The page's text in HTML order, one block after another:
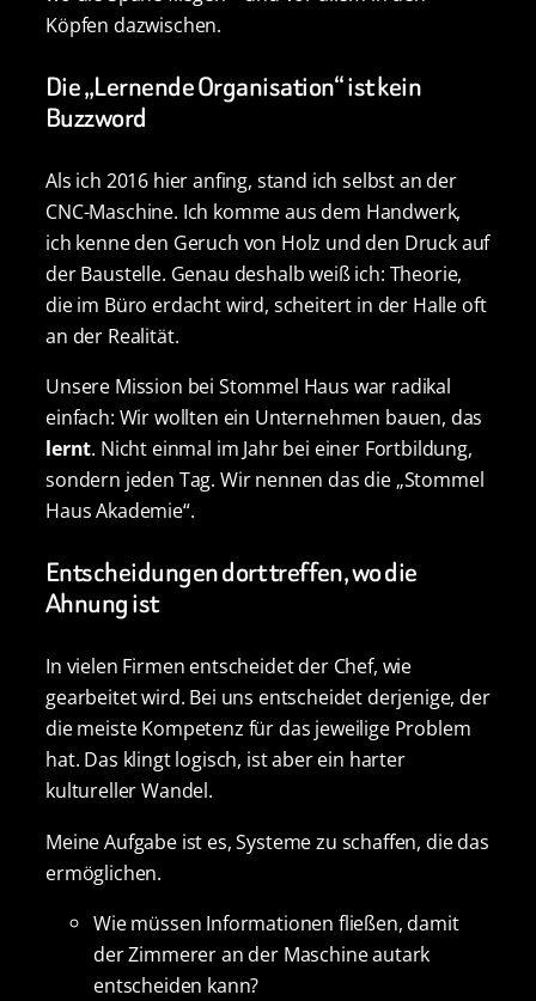
Köpfen dazwischen.
Die „Lernende Organisation“ ist kein
Buzzword
Als ich 2016 hier anfing, stand ich selbst an der
CNC-Maschine. Ich komme aus dem Handwerk,
ich kenne den Geruch von Holz und den Druck auf
der Baustelle. Genau deshalb weiß ich: Theorie,
die im Büro erdacht wird, scheitert in der Halle oft
an der Realität.
Unsere Mission bei Stommel Haus war radikal
einfach: Wir wollten ein Unternehmen bauen, das
lernt. Nicht einmal im Jahr bei einer Fortbildung,
sondern jeden Tag. Wir nennen das die „Stommel
Haus Akademie“.
Entscheidungen dort treffen, wo die
Ahnung ist
In vielen Firmen entscheidet der Chef, wie
gearbeitet wird. Bei uns entscheidet derjenige, der
die meiste Kompetenz für das jeweilige Problem
hat. Das klingt logisch, ist aber ein harter
kultureller Wandel.
Meine Aufgabe ist es, Systeme zu schaffen, die das
ermöglichen.
Wie müssen Informationen fließen, damit
der Zimmerer an der Maschine autark
entscheiden kann?